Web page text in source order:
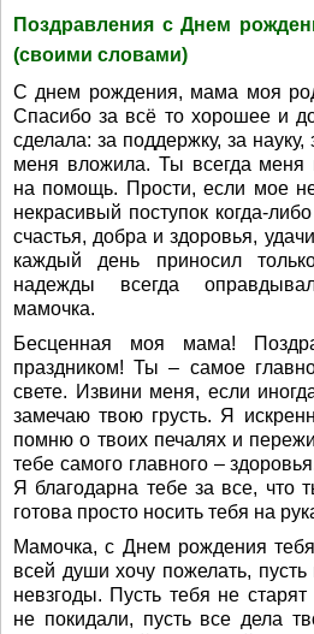
Поздравления с Днем
(своими словами)
С днем рождения, мама моя
Спасибо за всё то хорошее и
сделала: за поддержку, за
меня вложила. Ты всегда меня
на помощь. Прости, если мое
некрасивый поступок когда-
счастья, добра и здоровья,
каждый день приносил
надежды всегда
мамочка.
Бесценная моя мама!
праздником! Ты – самое
свете. Извини меня, если
замечаю твою грусть. Я
помню о твоих печалях и
тебе самого главного –
Я благодарна тебе за все, что
готова просто носить тебя на
Мамочка, с Днем рождения
всей души хочу пожелать, пусть
невзгоды. Пусть тебя не
не покидали, пусть все дела